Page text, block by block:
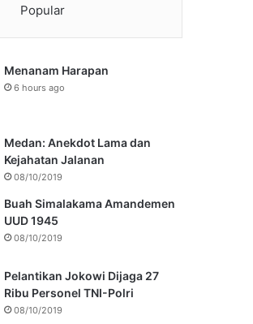
Popular
Menanam Harapan
6 hours ago
Medan: Anekdot Lama dan
Kejahatan Jalanan
08/10/2019
Buah Simalakama Amandemen
UUD 1945
08/10/2019
Pelantikan Jokowi Dijaga 27
Ribu Personel TNI-Polri
08/10/2019